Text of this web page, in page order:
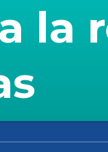
la